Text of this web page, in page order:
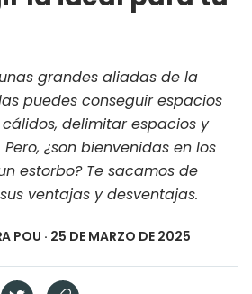
grandes aliadas de la
puedes conseguir espacios
delimitar espacios y
¿son bienvenidas en los
estorbo? Te sacamos de
ventajas y desventajas.
POU · 25 DE MARZO DE 2025